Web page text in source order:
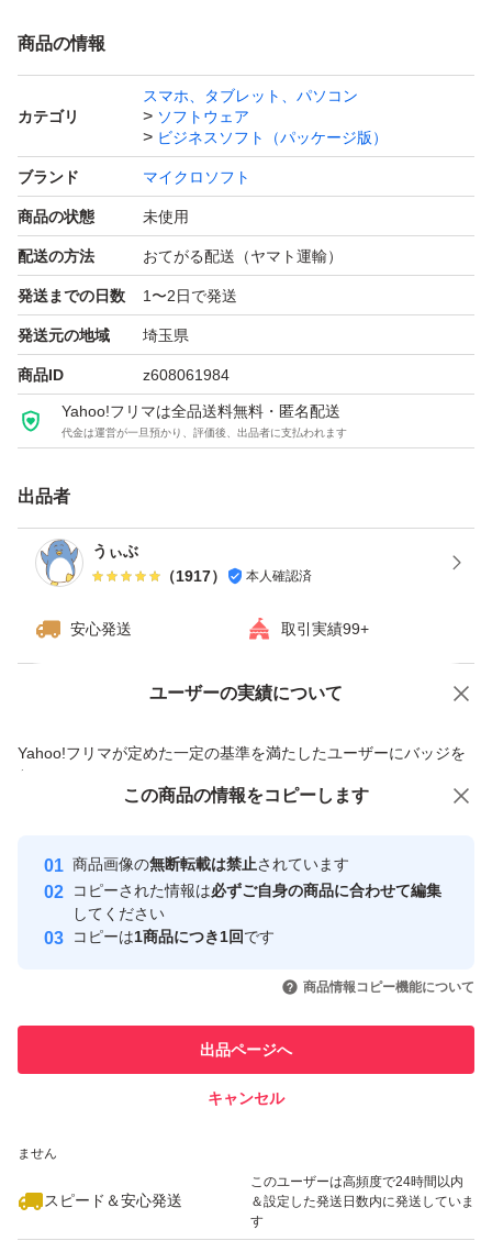
対応OS：Windows 10, Windows 11
インストールから認証完了まで、サポートいたします。
まとめ買いにも対応可能ですので、複数枚お求めの場合は
コメントいただければ幸いです。
商品の情報
カテゴリ
スマホ、タブレット、パソコン
ソフトウェア
ビジネスソフト（パッケージ版）
ブランド マイクロソフト
商品の状態 未使用
配送の方法 おてがる配送（ヤマト運輸）
発送までの日数 1〜2日で発送
発送元の地域 埼玉県
商品ID z608061984
Yahoo!フリマは全品送料無料・匿名配送
代金は運営が一旦預かり、評価後、出品者に支払われます
出品者
うぃぶ
（1917） 本人確認済
安心発送 取引実績99+
ユーザーの実績について
Yahoo!フリマが定めた一定の基準を満たしたユーザーにバッジを
付与しています
安心取引出品者
心・安全なユーザーです
取引実績
引を完了させた実績があります
での取引実績があります
ません
スピード＆安心発送
このユーザーは高頻度で24時間以内
＆設定した発送日数内に発送していま
す
価格の相談 商品への質問
この商品の情報をコピーします
商品画像の無断転載は禁止されています
コピーされた情報は必ずご自身の商品に合わせて編集
してください
コピーは1商品につき1回です
商品情報コピー機能について
出品ページへ
キャンセル
この商品をみている人にオススメ